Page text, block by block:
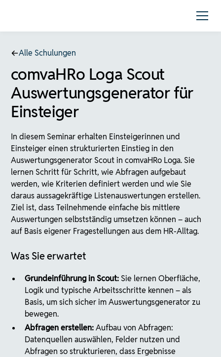
Alle Schulungen
comvaHRo Loga Scout
Auswertungsgenerator für
Einsteiger
In diesem Seminar erhalten Einsteigerinnen und
Einsteiger einen strukturierten Einstieg in den
Auswertungsgenerator Scout in comvaHRo Loga. Sie
lernen Schritt für Schritt, wie Abfragen aufgebaut
werden, wie Kriterien definiert werden und wie Sie
daraus aussagekräftige Listenauswertungen erstellen.
Ziel ist, dass Teilnehmende einfache bis mittlere
Auswertungen selbstständig umsetzen können – auch
auf Basis eigener Fragestellungen aus dem HR-Alltag.
Was Sie erwartet
Grundeinführung in Scout: Sie lernen Oberfläche,
Logik und typische Arbeitsschritte kennen – als
Basis, um sich sicher im Auswertungsgenerator zu
bewegen.
Abfragen erstellen:Aufbau von Abfragen:
Datenquellen auswählen, Felder nutzen und
Abfragen so strukturieren, dass Ergebnisse